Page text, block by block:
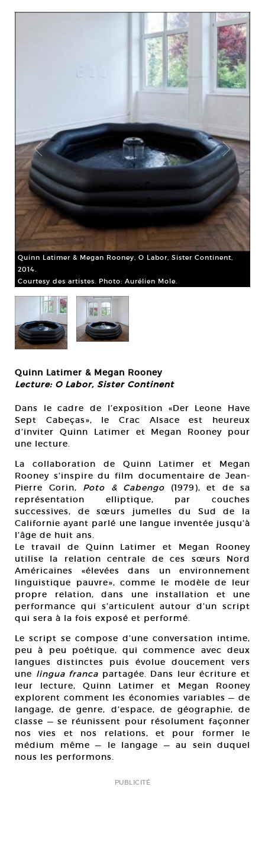
Quinn Latimer & Megan Rooney, O Labor, Sister Continent,
2014.
Courtesy des artistes. Photo: Aurélien Mole.
Quinn Latimer & Megan Rooney
Lecture: O Labor, Sister Continent
Dans le cadre de l’exposition «Der Leone Have
Sept Cabeças», le Crac Alsace est heureux
d’inviter Quinn Latimer et Megan Rooney pour
une lecture.
La collaboration de Quinn Latimer et Megan
Rooney s’inspire du film documentaire de Jean-
Pierre Gorin, Poto & Cabengo (1979), et de sa
représentation elliptique, par couches
successives, de sœurs jumelles du Sud de la
Californie ayant parlé une langue inventée jusqu’à
l’âge de huit ans.
Le travail de Quinn Latimer et Megan Rooney
utilise la relation centrale de ces sœurs Nord
Américaines «élevées dans un environnement
linguistique pauvre», comme le modèle de leur
propre relation, dans une installation et une
performance qui s’articulent autour d’un script
qui sera à la fois exposé et performé.
Le script se compose d’une conversation intime,
peu à peu poétique, qui commence avec deux
langues distinctes puis évolue doucement vers
une lingua franca partagée. Dans leur écriture et
leur lecture, Quinn Latimer et Megan Rooney
explorent comment les économies variables — de
langage, de genre, d’espace, de géographie, de
classe — se réunissent pour résolument façonner
nos vies et nos relations, et pour former le
médium même — le langage — au sein duquel
nous les performons.
PUBLICITÉ